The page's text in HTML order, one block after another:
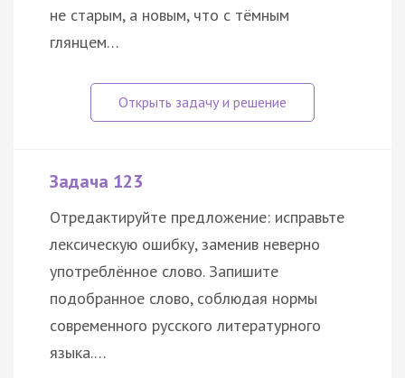
не старым, а новым, что с тёмным
глянцем…
Задача 123
Отредактируйте предложение: исправьте
лексическую ошибку, заменив неверно
употреблённое слово. Запишите
подобранное слово, соблюдая нормы
современного русского литературного
языка.…